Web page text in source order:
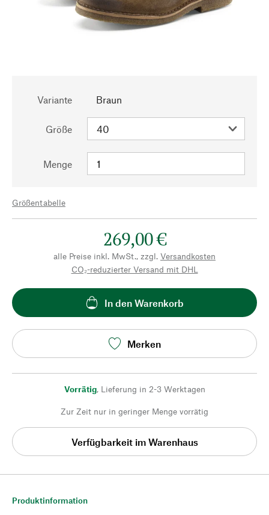
Variante Braun
Größe
Menge
Größentabelle
269,00 €
alle Preise inkl. MwSt., zzgl. Versandkosten
CO₂-reduzierter Versand mit DHL
In den Warenkorb
Merken
Vorrätig, Lieferung in 2-3 Werktagen
Zur Zeit nur in geringer Menge vorrätig
Verfügbarkeit im Warenhaus
Produktinformation